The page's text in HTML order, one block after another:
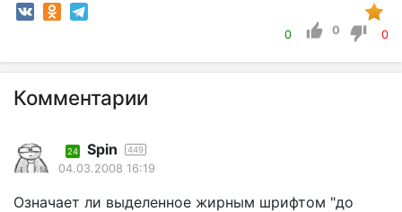
0 0 0
Комментарии
24 Spin 449
04.03.2008 16:19
Означает ли выделенное жирным шрифтом "до